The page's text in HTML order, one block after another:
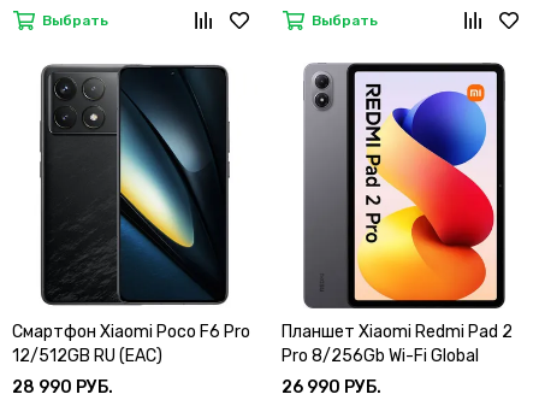
Выбрать Выбрать
Смартфон Xiaomi Poco F6 Pro
12/512GB RU (EAC)
28 990 РУБ.
Планшет Xiaomi Redmi Pad 2
Pro 8/256Gb Wi-Fi Global
26 990 РУБ.